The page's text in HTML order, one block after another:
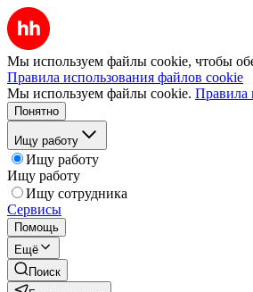
Мы используем файлы cookie, чтобы
Правила использования файлов cookie
Мы используем файлы cookie. Правила
Понятно
Ищу работу
Ищу работу
Ищу работу
Ищу сотрудника
Сервисы
Помощь
Ещё
Поиск